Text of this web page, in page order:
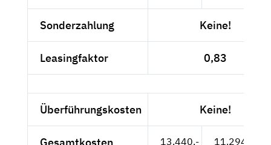
Sonderzahlung Keine!
Leasingfaktor 0,83
Überführungskosten Keine!
Gesamtkosten 13.440,- 11.294,12 €